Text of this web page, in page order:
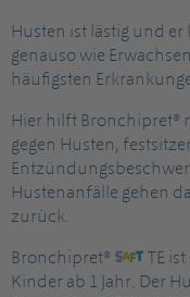
Husten ist lästig und
genauso wie
häufigsten
Hier hilft Bronchipret®
gegen Husten,
Hustenanfälle gehen
zurück.
Bronchipret®
TE
Kinder ab 1 Jahr. Der